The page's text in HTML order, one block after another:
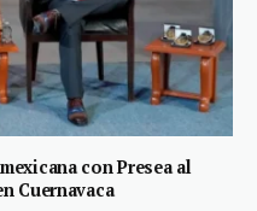
con Presea al
Cuernavaca